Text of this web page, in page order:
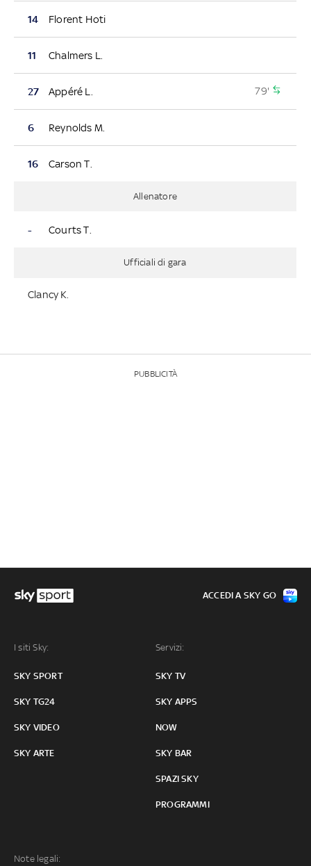
14 Florent Hoti
11 Chalmers L.
27 Appéré L. 79'
6 Reynolds M.
16 Carson T.
Allenatore
- Courts T.
Ufficiali di gara
Clancy K.
PUBBLICITÀ
I siti Sky:
SKY SPORT
SKY TG24
SKY VIDEO
SKY ARTE
Servizi:
SKY TV
SKY APPS
NOW
SKY BAR
SPAZI SKY
PROGRAMMI
Note legali:
ACCEDI A SKY GO